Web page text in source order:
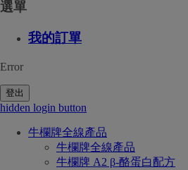
選單
我的訂單
Error
登出
hidden login button
牛欄牌全線產品
牛欄牌全線產品
牛欄牌 A2 β-酪蛋白配方